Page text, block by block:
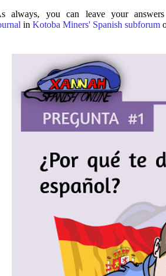
always, you can leave your
in Kotoba Miners' Spanish subforum